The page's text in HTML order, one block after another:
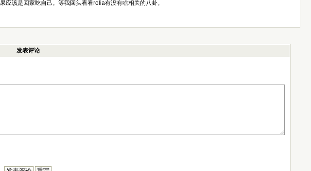
该是回家吃自己。等我回头看看rolia有没有啥相关的八卦。
发表评论